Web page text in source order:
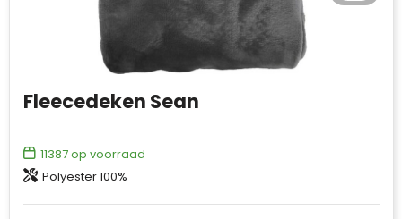
Fleecedeken Sean
11387op voorraad
Polyester 100%